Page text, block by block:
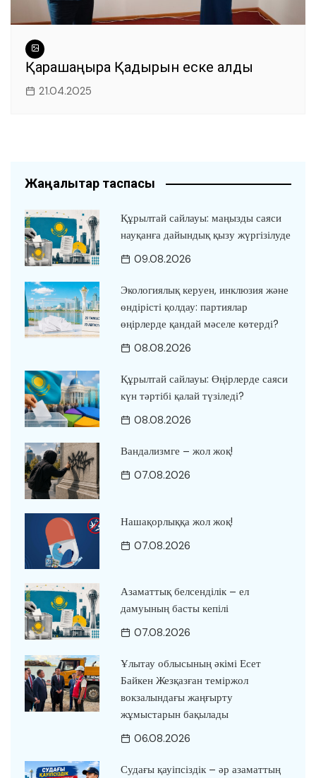
Қарашаңырақ Қадырын еске алды
21.04.2025
Жаңалықтар таспасы
Құрылтай сайлауы: маңызды саяси
науқанға дайындық қызу жүргізілуде
09.08.2026
Экологиялық керуен, инклюзия және
өндірісті қолдау: партиялар
өңірлерде қандай мәселе көтерді?
08.08.2026
Құрылтай сайлауы: Өңірлерде саяси
күн тәртібі қалай түзіледі?
08.08.2026
Вандализмге – жол жоқ!
07.08.2026
Нашақорлыққа жол жоқ!
07.08.2026
Азаматтық белсенділік – ел
дамуының басты кепілі
07.08.2026
Ұлытау облысының әкімі Есет
Байкен Жезқазған теміржол
вокзалындағы жаңғырту
жұмыстарын бақылады
06.08.2026
Судағы қауіпсіздік – әр азаматтың